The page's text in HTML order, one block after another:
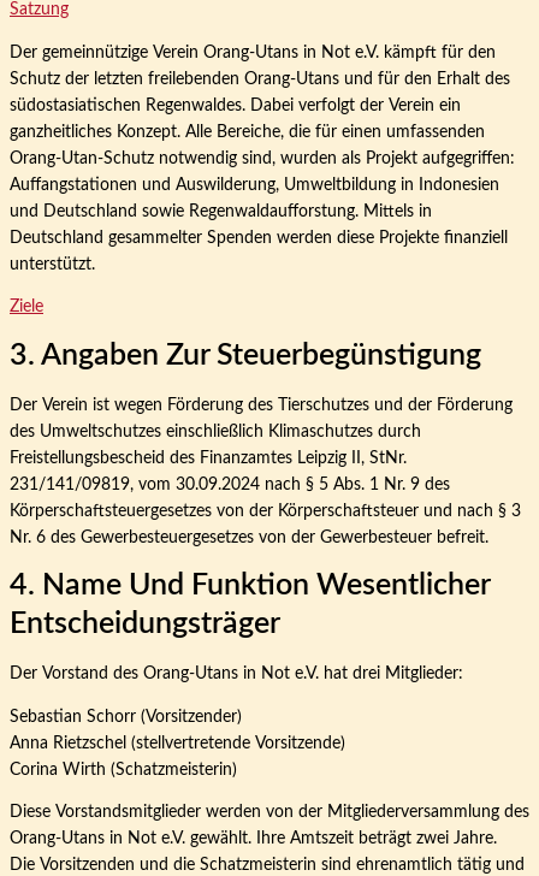
Satzung
Der gemeinnützige Verein Orang-Utans in Not e.V. kämpft für den
Schutz der letzten freilebenden Orang-Utans und für den Erhalt des
südostasiatischen Regenwaldes. Dabei verfolgt der Verein ein
ganzheitliches Konzept. Alle Bereiche, die für einen umfassenden
Orang-Utan-Schutz notwendig sind, wurden als Projekt aufgegriffen:
Auffangstationen und Auswilderung, Umweltbildung in Indonesien
und Deutschland sowie Regenwaldaufforstung. Mittels in
Deutschland gesammelter Spenden werden diese Projekte finanziell
unterstützt.
Ziele
3. Angaben Zur Steuerbegünstigung
Der Verein ist wegen Förderung des Tierschutzes und der Förderung
des Umweltschutzes einschließlich Klimaschutzes durch
Freistellungsbescheid des Finanzamtes Leipzig II, StNr.
231/141/09819, vom 30.09.2024 nach § 5 Abs. 1 Nr. 9 des
Körperschaftsteuergesetzes von der Körperschaftsteuer und nach § 3
Nr. 6 des Gewerbesteuergesetzes von der Gewerbesteuer befreit.
4. Name Und Funktion Wesentlicher
Entscheidungsträger
Der Vorstand des Orang-Utans in Not e.V. hat drei Mitglieder:
Sebastian Schorr (Vorsitzender)
Anna Rietzschel (stellvertretende Vorsitzende)
Corina Wirth (Schatzmeisterin)
Diese Vorstandsmitglieder werden von der Mitgliederversammlung des
Orang-Utans in Not e.V. gewählt. Ihre Amtszeit beträgt zwei Jahre.
Die Vorsitzenden und die Schatzmeisterin sind ehrenamtlich tätig und